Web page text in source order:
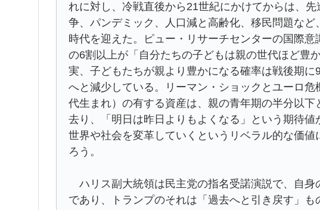
れに対し、冷戦直後から21世紀にかけてからは、
争、パンデミック、人口減と高齢化、移民問題な
時代を迎えた。ピュー・リサーチセンターの国際
の6割以上が「自分たちの子どもは親の世代ほど豊
実、子どもたちが親より豊かになる確率は戦後期
へと減少している。リーマン・ショックとユーロ
代生まれ）の有する資産は、親の青年期の半分以下
去り、「明日は昨日よりもよくなる」という期待
世界や社会を変革していくというリベラル的な価
ろう。
ハリス副大統領は民主党の指名受諾演説で、自身
であり、トランプのそれは「過去へと引き戻す」